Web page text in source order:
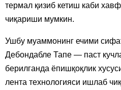
термал қизиб кетиш каби
чиқариши мумкин.
Ушбу муаммонинг ечими
Дебондабле Тапе — паст
берилганда ёпишқоқлик
лента технологияси ишлаб